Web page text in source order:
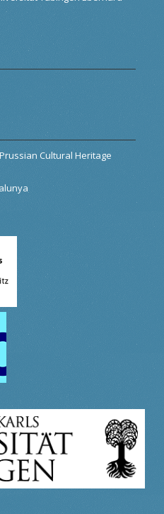
Cultural Heritage